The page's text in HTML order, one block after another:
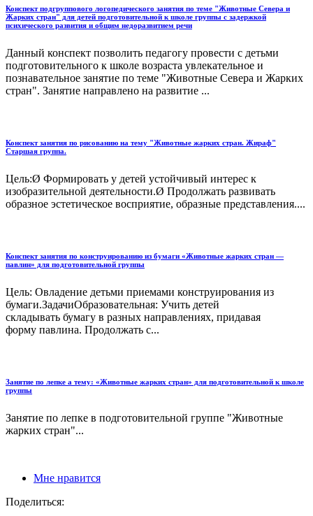
Конспект подгруппового логопедического занятия по теме "Животные Севера и
Жарких стран" для детей подготовительной к школе группы с задержкой
психического развития и общим недоразвитием речи
Данный конспект позволить педагогу провести с детьми
подготовительного к школе возраста увлекательное и
познавательное занятие по теме "Животные Севера и Жарких
стран". Занятие направлено на развитие ...
Конспект занятия по рисованию на тему "Животные жарких стран. Жираф"
Старшая группа.
Цель:Ø Формировать у детей устойчивый интерес к
изобразительной деятельности.Ø Продолжать развивать
образное эстетическое восприятие, образные представления....
Конспект занятия по конструированию из бумаги «Животные жарких стран —
павлин» для подготовительной группы
Цель: Овладение детьми приемами конструирования из
бумаги.ЗадачиОбразовательная: Учить детей
складывать бумагу в разных направлениях, придавая
форму павлина. Продолжать с...
Занятие по лепке а тему: «Животные жарких стран» для подготовительной к школе
группы
Занятие по лепке в подготовительной группе "Животные
жарких стран"...
Мне нравится
Поделиться: